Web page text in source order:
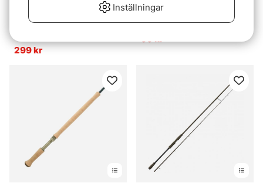
4.8 utav 5 stjärnor
Sufix 832 Braid Black
299 kr
Articulated Ned-Head -
Black Nickel - SML
99 kr
Inställningar